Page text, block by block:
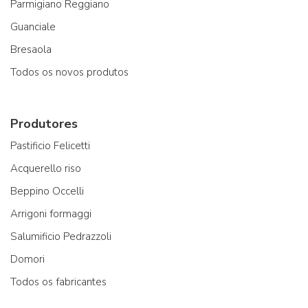
Parmigiano Reggiano
Guanciale
Bresaola
Todos os novos produtos
Produtores
Pastificio Felicetti
Acquerello riso
Beppino Occelli
Arrigoni formaggi
Salumificio Pedrazzoli
Domori
Todos os fabricantes